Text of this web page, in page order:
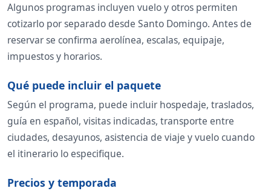
Algunos programas incluyen vuelo y otros permiten
cotizarlo por separado desde Santo Domingo. Antes de
reservar se confirma aerolínea, escalas, equipaje,
impuestos y horarios.
Qué puede incluir el paquete
Según el programa, puede incluir hospedaje, traslados,
guía en español, visitas indicadas, transporte entre
ciudades, desayunos, asistencia de viaje y vuelo cuando
el itinerario lo especifique.
Precios y temporada